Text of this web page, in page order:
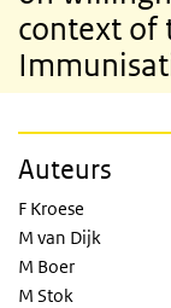
context of
Auteurs
F Kroese
M van Dijk
M Boer
M Stok